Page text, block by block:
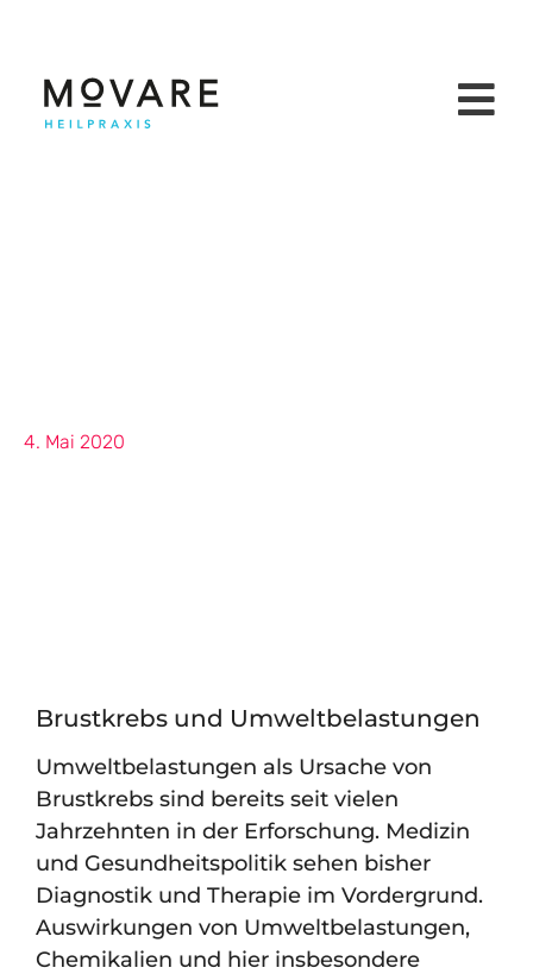
4. Mai 2020
Brustkrebs und Umweltbelastungen
Umweltbelastungen als Ursache von
Brustkrebs sind bereits seit vielen
Jahrzehnten in der Erforschung. Medizin
und Gesundheitspolitik sehen bisher
Diagnostik und Therapie im Vordergrund.
Auswirkungen von Umweltbelastungen,
Chemikalien und hier insbesondere